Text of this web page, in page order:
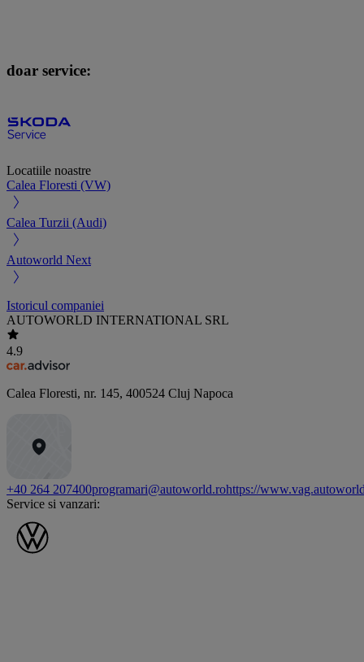
doar service:
Locatiile noastre
Calea Floresti (VW)
Calea Turzii (Audi)
Autoworld Next
Istoricul companiei
AUTOWORLD INTERNATIONAL SRL
4.9
Calea Floresti, nr. 145, 400524 Cluj Napoca
+40 264 207400programari@autoworld.rohttps://
Service si vanzari: